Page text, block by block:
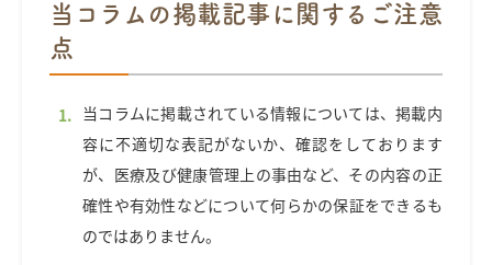
当コラムの掲載記事に関するご注意
点
当コラムに掲載されている情報については、掲載内
容に不適切な表記がないか、確認をしております
が、医療及び健康管理上の事由など、その内容の正
確性や有効性などについて何らかの保証をできるも
のではありません。